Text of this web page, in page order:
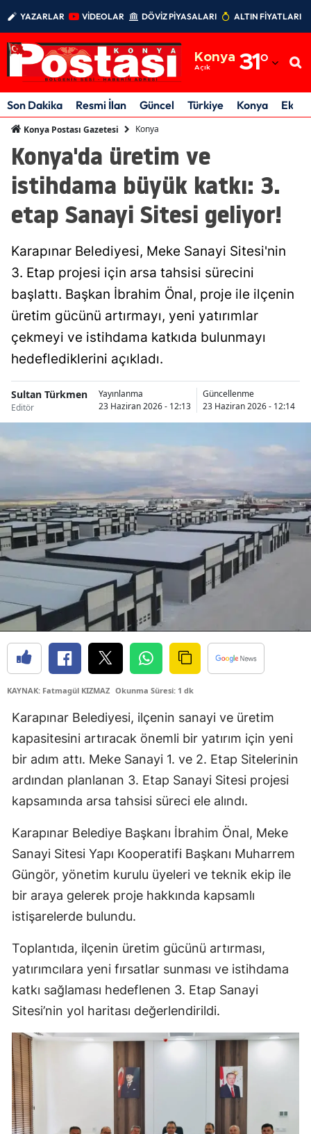
YAZARLAR VİDEOLAR DÖVİZ PİYASALARI ALTIN FİYATLARI
Konya
Açık 31°
Adıyaman
Afyonkarahisar
Amasya
Ankara
Antalya
Aydın
Balıkesir
Bitlis
Bolu
Bursa
Çanakkale
Çankırı
Çorum
Denizli
Edirne
Elazığ
Erzurum
Eskişehir
Gaziantep
Giresun
Gümüşhane
Hakkari
Hatay
Mersin
İstanbul
İzmir
Kars
Kastamonu
Kayseri
Kırklareli
Son Dakika Resmi İlan Güncel Türkiye Konya
Konya Postası Gazetesi Konya
Konya'da üretim ve
istihdama büyük katkı: 3.
etap Sanayi Sitesi geliyor!
Karapınar Belediyesi, Meke Sanayi Sitesi'nin
3. Etap projesi için arsa tahsisi sürecini
başlattı. Başkan İbrahim Önal, proje ile ilçenin
üretim gücünü artırmayı, yeni yatırımlar
çekmeyi ve istihdama katkıda bulunmayı
hedeflediklerini açıkladı.
Sultan Türkmen
Editör
Yayınlanma
23 Haziran 2026 - 12:13
Güncellenme
23 Haziran 2026 - 12:14
KAYNAK: Fatmagül KIZMAZ Okunma Süresi: 1 dk
Karapınar Belediyesi, ilçenin sanayi ve üretim
kapasitesini artıracak önemli bir yatırım için yeni
bir adım attı. Meke Sanayi 1. ve 2. Etap Sitelerinin
ardından planlanan 3. Etap Sanayi Sitesi projesi
kapsamında arsa tahsisi süreci ele alındı.
Karapınar Belediye Başkanı İbrahim Önal, Meke
Sanayi Sitesi Yapı Kooperatifi Başkanı Muharrem
Güngör, yönetim kurulu üyeleri ve teknik ekip ile
bir araya gelerek proje hakkında kapsamlı
istişarelerde bulundu.
Toplantıda, ilçenin üretim gücünü artırması,
yatırımcılara yeni fırsatlar sunması ve istihdama
katkı sağlaması hedeflenen 3. Etap Sanayi
Sitesi’nin yol haritası değerlendirildi.